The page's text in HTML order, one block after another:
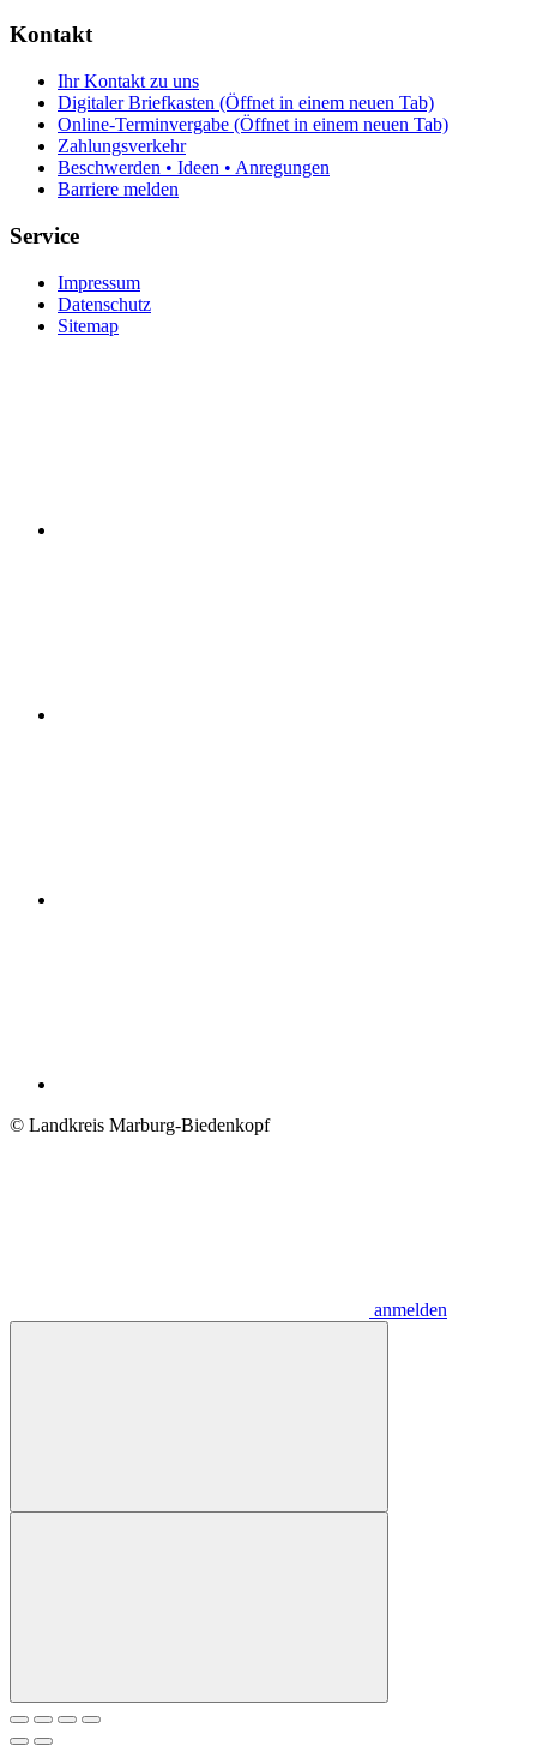
Kontakt
Ihr Kontakt zu uns
Digitaler Briefkasten (Öffnet in einem neuen Tab)
Online-Terminvergabe (Öffnet in einem neuen Tab)
Zahlungsverkehr
Beschwerden • Ideen • Anregungen
Barriere melden
Service
Impressum
Datenschutz
Sitemap
© Landkreis Marburg-Biedenkopf
anmelden